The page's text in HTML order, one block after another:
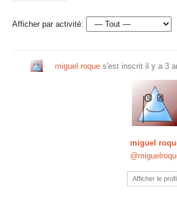
Afficher par activité:
miguel roque s'est inscrit il y a 3
miguel
Afficher le profil